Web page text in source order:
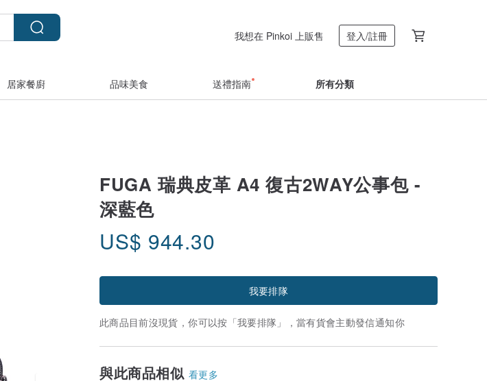
我想在 Pinkoi 上販售 登入/註冊
居家餐廚 品味美食 送禮指南 所有分類
FUGA 瑞典皮革 A4 復古2WAY公事包 -
深藍色
US$ 944.30
我要排隊
此商品目前沒現貨，你可以按「我要排隊」，當有貨會主動發信通知你
與此商品相似 看更多